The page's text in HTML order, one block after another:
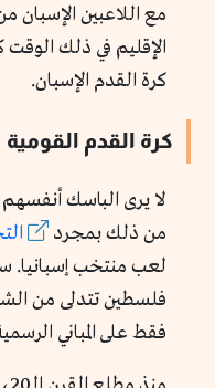
مع اللاعبين الإسبان
الإقليم في ذلك
كرة القدم الإسبان.
كرة القدم القومية
لا يرى الباسك
من ذلك بمجرد
لعب منتخب إسبانيا.
فلسطين تتدلى من
فقط على المباني